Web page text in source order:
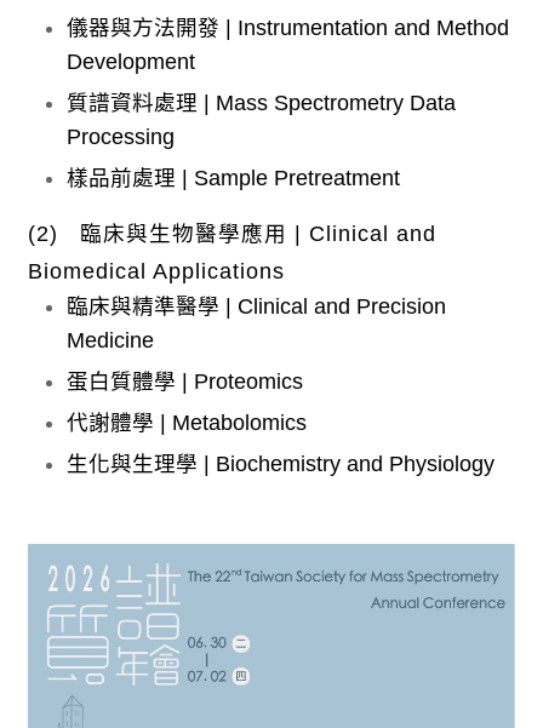
儀器與方法開發 | Instrumentation and Method
Development
質譜資料處理 | Mass Spectrometry Data
Processing
樣品前處理 | Sample Pretreatment
(2) 臨床與生物醫學應用 | Clinical and
Biomedical Applications
臨床與精準醫學 | Clinical and Precision
Medicine
蛋白質體學 | Proteomics
代謝體學 | Metabolomics
生化與生理學 | Biochemistry and Physiology